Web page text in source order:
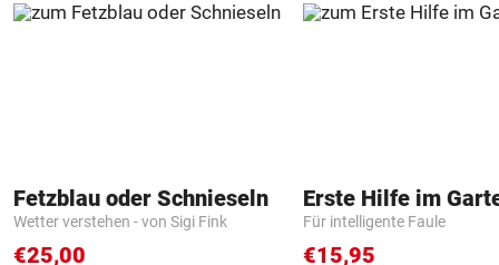
Fetzblau oder Schnieseln
Wetter verstehen - von Sigi Fink
€25,00
Erste Hilfe im
Für intelligente Faule
€15,95